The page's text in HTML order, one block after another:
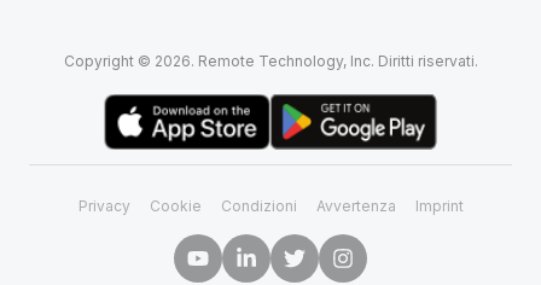
Copyright © 2026. Remote Technology, Inc. Diritti riservati.
Privacy Cookie Condizioni Avvertenza Imprint